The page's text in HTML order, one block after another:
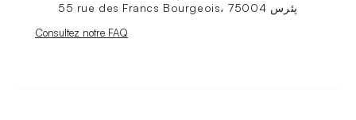
55 rue des Francs Bourgeois، 75004 پئرس
Nouvelle fenêtre
Consultez notre FAQ